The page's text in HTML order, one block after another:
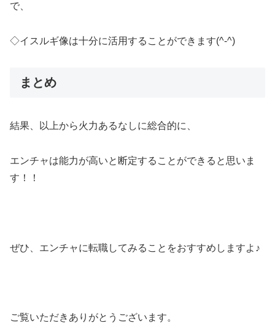
で、
◇イスルギ像は十分に活用することができます(^-^)
まとめ
結果、以上から火力あるなしに総合的に、
エンチャは能力が高いと断定することができると思いま
す！！
ぜひ、エンチャに転職してみることをおすすめしますよ♪
ご覧いただきありがとうございます。